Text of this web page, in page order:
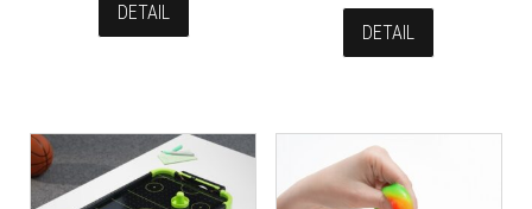
DETAIL
DETAIL